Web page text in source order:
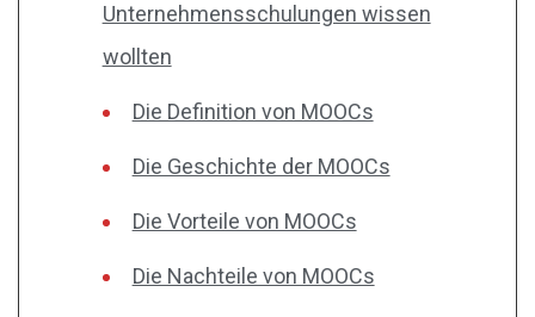
Unternehmensschulungen wissen
wollten
Die Definition von MOOCs
Die Geschichte der MOOCs
Die Vorteile von MOOCs
Die Nachteile von MOOCs